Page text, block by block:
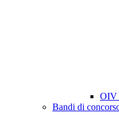
OIV
Bandi di